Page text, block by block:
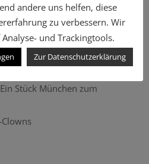
9. – 13. Juni 2026
auch zum Mitnehmen!
Stück München zum
andere uns helfen, diese
zu verbessern. Wir
und Trackingtools.
Zur Datenschutzerklärung